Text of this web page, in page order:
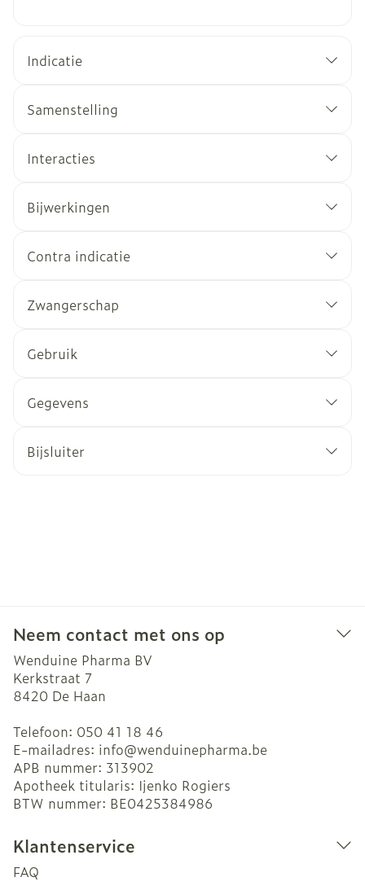
Indicatie
Samenstelling
Interacties
Bijwerkingen
Contra indicatie
Zwangerschap
Gebruik
Gegevens
Bijsluiter
Neem contact met ons op
Wenduine Pharma BV
Kerkstraat 7
8420 De Haan
Telefoon: 050 41 18 46
E-mailadres: info@wenduinepharma.be
APB nummer: 313902
Apotheek titularis: Ijenko Rogiers
BTW nummer: BE0425384986
Klantenservice
FAQ